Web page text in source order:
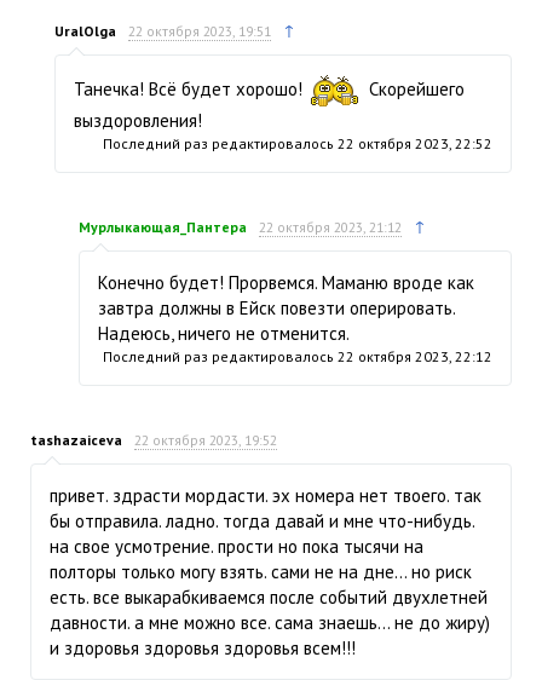
UralOlga 22 октября 2023, 19:51 ↑
Танечка! Всё будет хорошо!
Скорейшего
выздоровления!
Последний раз редактировалось 22 октября 2023, 22:52
Мурлыкающая_Пантера 22 октября 2023, 21:12 ↑
Конечно будет! Прорвемся. Маманю вроде как
завтра должны в Ейск повезти оперировать.
Надеюсь, ничего не отменится.
Последний раз редактировалось 22 октября 2023, 22:12
tashazaiceva 22 октября 2023, 19:52
привет. здрасти мордасти. эх номера нет твоего. так
бы отправила. ладно. тогда давай и мне что-нибудь.
на свое усмотрение. прости но пока тысячи на
полторы только могу взять. сами не на дне… но риск
есть. все выкарабкиваемся после событий двухлетней
давности. а мне можно все. сама знаешь… не до жиру)
и здоровья здоровья здоровья всем!!!